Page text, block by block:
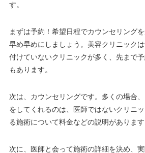
す。
まずは予約！希望日程でカウンセリング
早め早めにしましょう。美容クリニック
付けていないクリニックが多く、先まで
もあります。
次は、カウンセリングです。多くの場合
をしてくれるのは、医師ではないクリニ
る施術について料金などの説明があります
次に、医師と会って施術の詳細を決め、実